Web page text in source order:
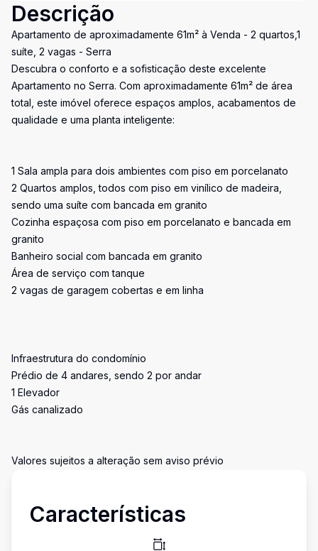
Descrição
Apartamento de aproximadamente 61m² à Venda - 2 quartos,1
suíte, 2 vagas - Serra
Descubra o conforto e a sofisticação deste excelente
Apartamento no Serra. Com aproximadamente 61m² de área
total, este imóvel oferece espaços amplos, acabamentos de
qualidade e uma planta inteligente:
1 Sala ampla para dois ambientes com piso em porcelanato
2 Quartos amplos, todos com piso em vinílico de madeira,
sendo uma suíte com bancada em granito
Cozinha espaçosa com piso em porcelanato e bancada em
granito
Banheiro social com bancada em granito
Área de serviço com tanque
2 vagas de garagem cobertas e em linha
Infraestrutura do condomínio
Prédio de 4 andares, sendo 2 por andar
1 Elevador
Gás canalizado
Valores sujeitos a alteração sem aviso prévio
Características